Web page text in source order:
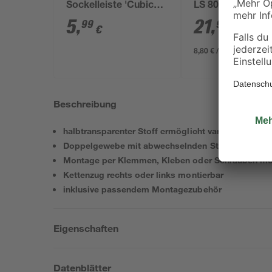
Sockelleiste 'Cubica
LS 80' anthrazit
5,99 €
LS 80' 250 x 8 x
21,99
8,80 € / Meter
Beschreibung
halbtransparenter Stoff ermöglicht variable
Doppelgewebe mit abwechselnden Streifen für
Montage per Klemmen, Kleben oder Schrauben
Kettenzug rechts oder links montierbar
inklusive passendem Montagezubehör
Eigenschaften
Datenblätter